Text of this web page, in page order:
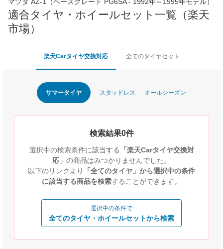
適合タイヤ・ホイールセット一覧（楽天
市場）
楽天Carタイヤ交換対応 全てのタイヤセット
サマータイヤ スタッドレス オールシーズン
検索結果0件
選択中の検索条件に該当する 「楽天Carタイヤ交換対
応」 の商品はみつかりませんでした。
以下のリンクより
「全てのタイヤ」から選択中の条件
に該当する商品を検索することができます。
選択中の条件で
全てのタイヤ・ホイールセットから検索